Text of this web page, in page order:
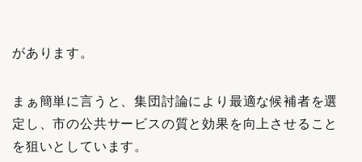
があります。
まぁ簡単に言うと、集団討論により最適な候補者を選
定し、市の公共サービスの質と効果を向上させること
を狙いとしています。